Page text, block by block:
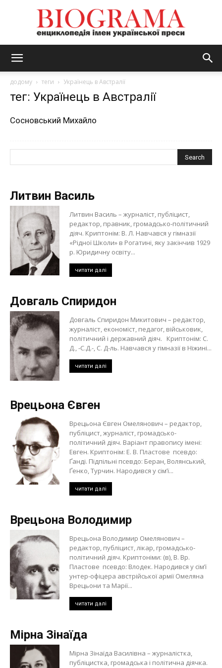
додому теги Українець в Австралії
тег: Українець в Австралії
Сосновський Михайло
Литвин Василь
Литвин Василь – журналіст, публіцист,
редактор, правник, громадсько-політичний
діяч. Криптонім: В. Л. Навчався у гімназії
«Рідної Школи» в Рогатині, яку закінчив 1929
р. Юридичну освіту...
читати далі
Довгаль Спиридон
Довгаль Спиридон Микитович – редактор,
журналіст, економіст, педагог, військовик,
політичний і державний діяч. Криптонім: С.
Д., -С.Д.-, С. Д-ль. Навчався у гімназії в Ніжині...
читати далі
Врецьона Євген
Врецьона Євген Омелянович – редактор,
публіцист, журналіст, громадсько-
політичний діяч. Варіант правопису імені:
Евген. Криптонім: Е. В. Пластове псевдо:
Ґанді. Підпільні псевдо: Беран, Волянський,
Ґенко, Турчин. Народився у сім’ї...
читати далі
Врецьона Володимир
Врецьона Володимир Омелянович –
редактор, публіцист, лікар, громадсько-
політичний діяч. Криптоніми: (в), В. Вр.
Пластове псевдо: Влодек. Народився у сім’ї
унтер-офіцера австрійської армії Омеляна
Врецьони та Марії...
читати далі
Мірна Зінаїда
Мірна Зінаїда Василівна – журналістка,
публіцистка, громадська і політична діячка.